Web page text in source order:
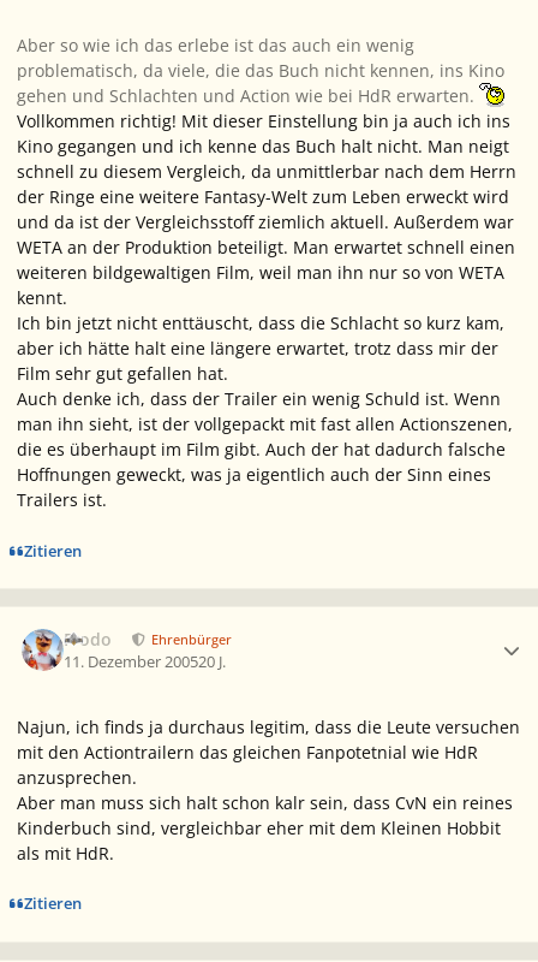
Aber so wie ich das erlebe ist das auch ein wenig
problematisch, da viele, die das Buch nicht kennen, ins Kino
gehen und Schlachten und Action wie bei HdR erwarten.
Vollkommen richtig! Mit dieser Einstellung bin ja auch ich ins
Kino gegangen und ich kenne das Buch halt nicht. Man neigt
schnell zu diesem Vergleich, da unmittlerbar nach dem Herrn
der Ringe eine weitere Fantasy-Welt zum Leben erweckt wird
und da ist der Vergleichsstoff ziemlich aktuell. Außerdem war
WETA an der Produktion beteiligt. Man erwartet schnell einen
weiteren bildgewaltigen Film, weil man ihn nur so von WETA
kennt.
Ich bin jetzt nicht enttäuscht, dass die Schlacht so kurz kam,
aber ich hätte halt eine längere erwartet, trotz dass mir der
Film sehr gut gefallen hat.
Auch denke ich, dass der Trailer ein wenig Schuld ist. Wenn
man ihn sieht, ist der vollgepackt mit fast allen Actionszenen,
die es überhaupt im Film gibt. Auch der hat dadurch falsche
Hoffnungen geweckt, was ja eigentlich auch der Sinn eines
Trailers ist.
Zitieren
Frodo Ehrenbürger
11. Dezember 200520 J.
Najun, ich finds ja durchaus legitim, dass die Leute versuchen
mit den Actiontrailern das gleichen Fanpotetnial wie HdR
anzusprechen.
Aber man muss sich halt schon kalr sein, dass CvN ein reines
Kinderbuch sind, vergleichbar eher mit dem Kleinen Hobbit
als mit HdR.
Zitieren